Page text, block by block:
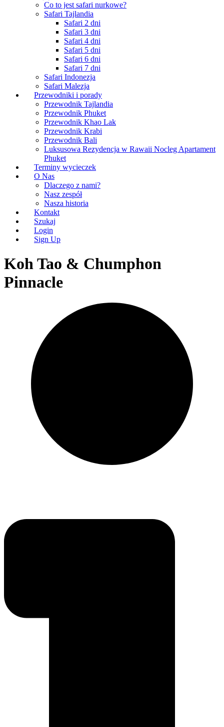
Co to jest safari nurkowe?
Safari Tajlandia
Safari 2 dni
Safari 3 dni
Safari 4 dni
Safari 5 dni
Safari 6 dni
Safari 7 dni
Safari Indonezja
Safari Malezja
Przewodniki i porady
Przewodnik Tajlandia
Przewodnik Phuket
Przewodnik Khao Lak
Przewodnik Krabi
Przewodnik Bali
Luksusowa Rezydencja w Rawaii Nocleg Apartament
Phuket
Terminy wycieczek
O Nas
Dlaczego z nami?
Nasz zespół
Nasza historia
Kontakt
Szukaj
Login
Sign Up
Koh Tao & Chumphon
Pinnacle